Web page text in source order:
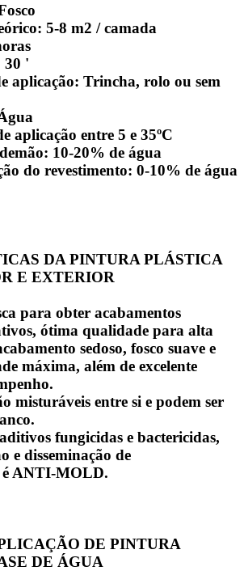
5-8 m2 / camada
30 '
aplicação: Trincha, rolo ou sem
aplicação entre 5 e 35ºC
10-20% de água
do revestimento: 0-10% de água
DA PINTURA PLÁSTICA
E EXTERIOR
para obter acabamentos
ótima qualidade para alta
sedoso, fosco suave e
máxima, além de excelente
misturáveis ​​entre si e podem ser
fungicidas e bactericidas,
e disseminação de
é ANTI-MOLD.
DE PINTURA
DE ÁGUA